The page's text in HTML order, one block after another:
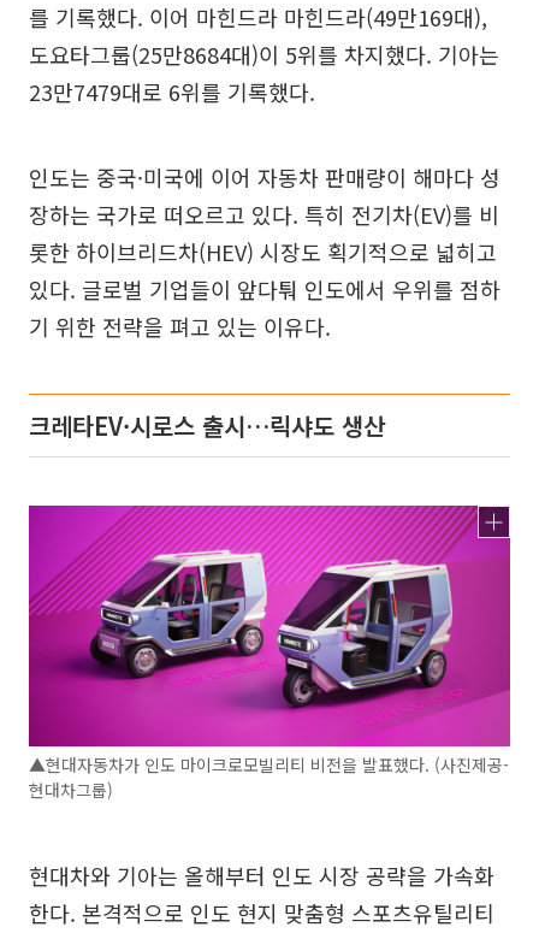
를 기록했다. 이어 마힌드라 마힌드라(49만169대),
도요타그룹(25만8684대)이 5위를 차지했다. 기아는
23만7479대로 6위를 기록했다.
인도는 중국·미국에 이어 자동차 판매량이 해마다 성
장하는 국가로 떠오르고 있다. 특히 전기차(EV)를 비
롯한 하이브리드차(HEV) 시장도 획기적으로 넓히고
있다. 글로벌 기업들이 앞다퉈 인도에서 우위를 점하
기 위한 전략을 펴고 있는 이유다.
크레타EV·시로스 출시…릭샤도 생산
▲현대자동차가 인도 마이크로모빌리티 비전을 발표했다. (사진제공-
현대차그룹)
현대차와 기아는 올해부터 인도 시장 공략을 가속화
한다. 본격적으로 인도 현지 맞춤형 스포츠유틸리티